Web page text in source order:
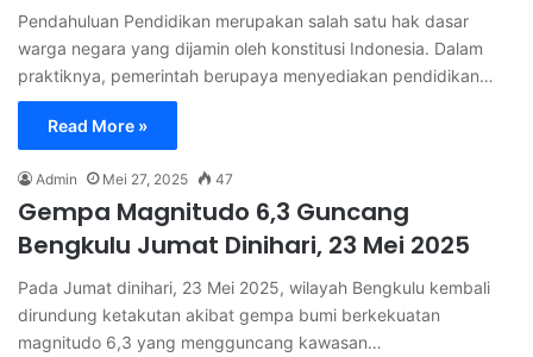
Pendahuluan Pendidikan merupakan salah satu hak dasar
warga negara yang dijamin oleh konstitusi Indonesia. Dalam
praktiknya, pemerintah berupaya menyediakan pendidikan…
Read More »
Admin Mei 27, 2025 47
Gempa Magnitudo 6,3 Guncang
Bengkulu Jumat Dinihari, 23 Mei 2025
Pada Jumat dinihari, 23 Mei 2025, wilayah Bengkulu kembali
dirundung ketakutan akibat gempa bumi berkekuatan
magnitudo 6,3 yang mengguncang kawasan…